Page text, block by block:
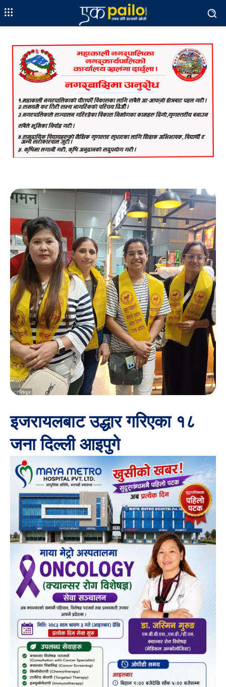
इजरायलबाट उद्धार गरिएका १८
जना दिल्ली आइपुगे